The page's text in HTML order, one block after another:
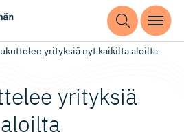
yrityksiä nyt kaikilta aloilta
yrityksiä